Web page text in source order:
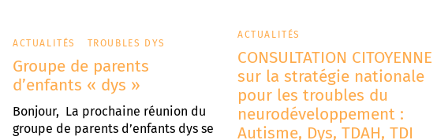
ACTUALITÉS
CONSULTATION CITOYENNE
sur la stratégie nationale
pour les troubles du
neurodéveloppement :
Autisme, Dys, TDAH, TDI
ACTUALITÉS TROUBLES DYS
Groupe de parents
d’enfants « dys »
Bonjour, La prochaine réunion du
groupe de parents d’enfants dys se